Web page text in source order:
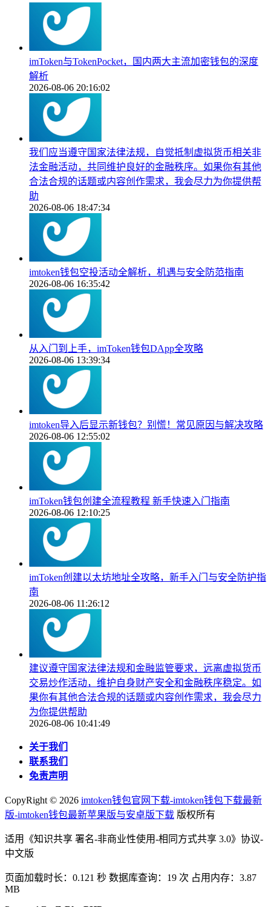
imToken与TokenPocket，国内两大主流加密钱包的深度
解析
2026-08-06 20:16:02
我们应当遵守国家法律法规，自觉抵制虚拟货币相关非
法金融活动，共同维护良好的金融秩序。如果你有其他
合法合规的话题或内容创作需求，我会尽力为你提供帮
助
2026-08-06 18:47:34
imtoken钱包空投活动全解析，机遇与安全防范指南
2026-08-06 16:35:42
从入门到上手，imToken钱包DApp全攻略
2026-08-06 13:39:34
imtoken导入后显示新钱包？别慌！常见原因与解决攻略
2026-08-06 12:55:02
imToken钱包创建全流程教程 新手快速入门指南
2026-08-06 12:10:25
imToken创建以太坊地址全攻略，新手入门与安全防护指
南
2026-08-06 11:26:12
建议遵守国家法律法规和金融监管要求，远离虚拟货币
交易炒作活动，维护自身财产安全和金融秩序稳定。如
果你有其他合法合规的话题或内容创作需求，我会尽力
为你提供帮助
2026-08-06 10:41:49
关于我们
联系我们
免责声明
CopyRight © 2026 imtoken钱包官网下载-imtoken钱包下载最新
版-imtoken钱包最新苹果版与安卓版下载 版权所有
适用《知识共享 署名-非商业性使用-相同方式共享 3.0》协议-
中文版
页面加载时长：0.121 秒 数据库查询：19 次 占用内存：3.87
MB